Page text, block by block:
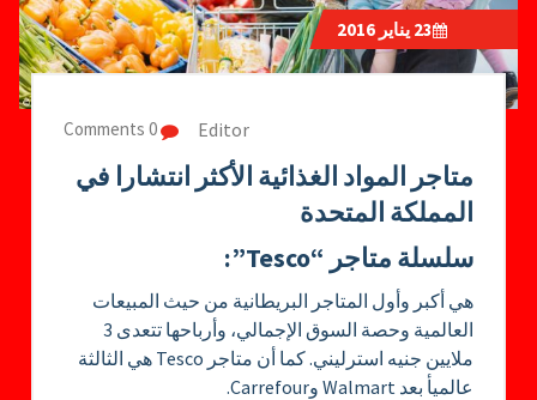
23يناير 2016
Editor
0 Comments
متاجر المواد الغذائية الأكثر انتشارا في
المملكة المتحدة
سلسلة متاجر “Tesco”:
هي أكبر وأول المتاجر البريطانية من حيث المبيعات
العالمية وحصة السوق الإجمالي، وأرباحها تتعدى 3
ملايين جنيه استرليني. كما أن متاجر Tesco هي الثالثة
عالميأ بعد Walmart وCarrefour.